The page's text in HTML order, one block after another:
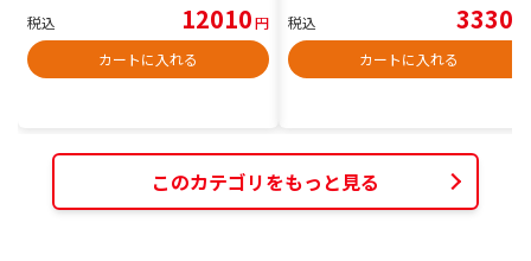
税込 12010円
カートに入れる
税込 3330
カートに入れる
このカテゴリをもっと見る